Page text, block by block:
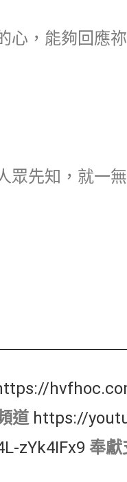
心，能夠回應
眾先知，就一無
道 https://
zYk4IFx9 奉獻